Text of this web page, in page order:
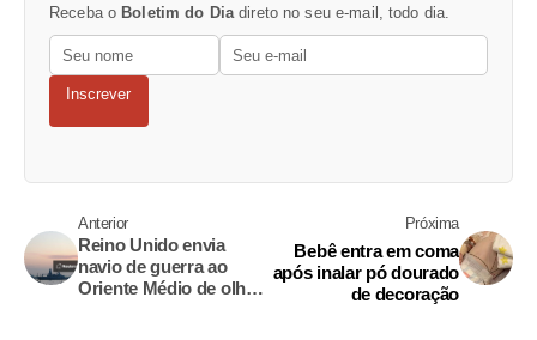
Receba o Boletim do Dia direto no seu e-mail, todo dia.
Inscrever
Anterior
Reino Unido envia
navio de guerra ao
Oriente Médio de olho
Próxima
Bebê entra em coma
após inalar pó dourado
de decoração